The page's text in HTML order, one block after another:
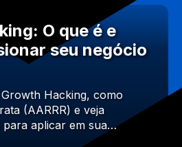
O que é e
seu negócio
Hacking, como
(AARRR) e veja
para aplicar em sua…